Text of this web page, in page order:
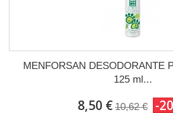
MENFORSAN DESODORANTE
125 ml...
8,50 € 10,62 € -